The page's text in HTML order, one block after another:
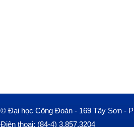
© Đại học Công Đoàn - 169 Tây Sơn -
Điện thoại: (84-4) 3.857.3204